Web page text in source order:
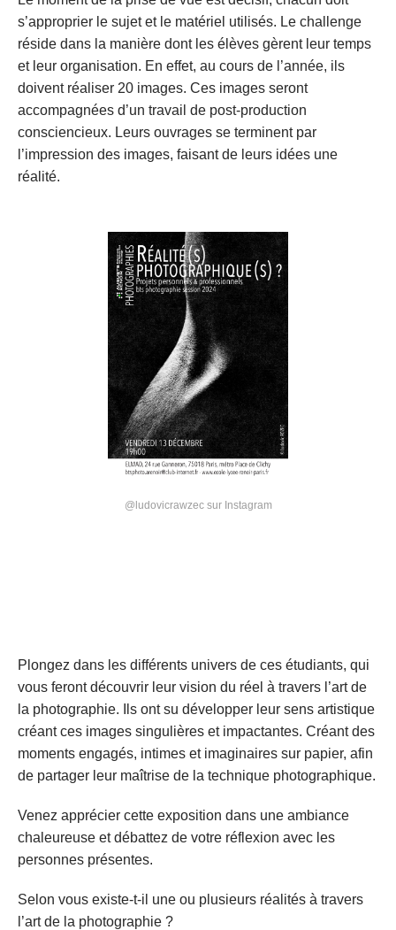
s’approprier le sujet et le matériel utilisés. Le challenge
réside dans la manière dont les élèves gèrent leur temps
et leur organisation. En effet, au cours de l’année, ils
doivent réaliser 20 images. Ces images seront
accompagnées d’un travail de post-production
consciencieux. Leurs ouvrages se terminent par
l’impression des images, faisant de leurs idées une
réalité.
@ludovicrawzec sur Instagram
Plongez dans les différents univers de ces étudiants, qui
vous feront découvrir leur vision du réel à travers l’art de
la photographie. Ils ont su développer leur sens artistique
créant ces images singulières et impactantes. Créant des
moments engagés, intimes et imaginaires sur papier, afin
Venez apprécier cette exposition dans une ambiance
chaleureuse et débattez de votre réflexion avec les
personnes présentes.
Selon vous existe-t-il une ou plusieurs réalités à travers
l’art de la photographie ?